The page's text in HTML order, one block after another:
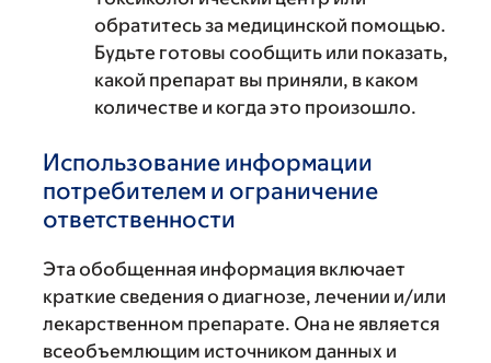
обратитесь за медицинской помощью.
Будьте готовы сообщить или показать,
какой препарат вы приняли, в каком
количестве и когда это произошло.
Использование информации
потребителем и ограничение
ответственности
Эта обобщенная информация включает
краткие сведения о диагнозе, лечении и/или
лекарственном препарате. Она не является
всеобъемлющим источником данных и